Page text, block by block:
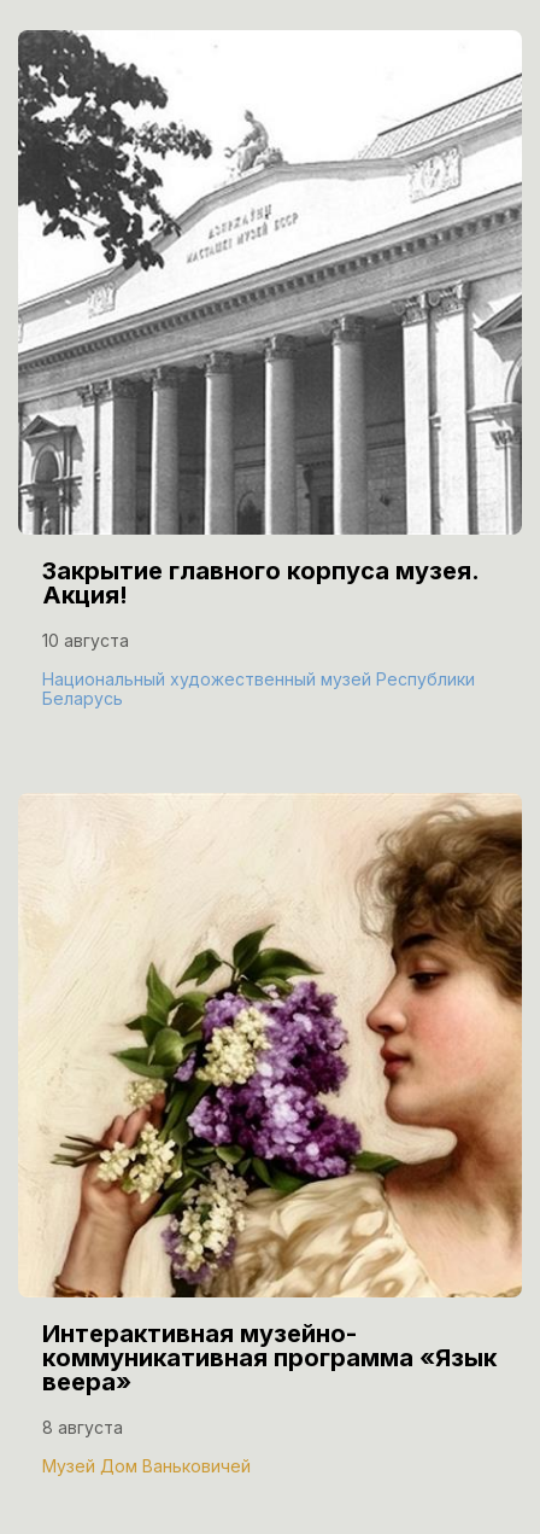
Закрытие главного корпуса музея.
Акция!
10 августа
Национальный художественный музей Республики
Беларусь
Интерактивная музейно-
коммуникативная программа «Язык
веера»
8 августа
Музей Дом Ваньковичей